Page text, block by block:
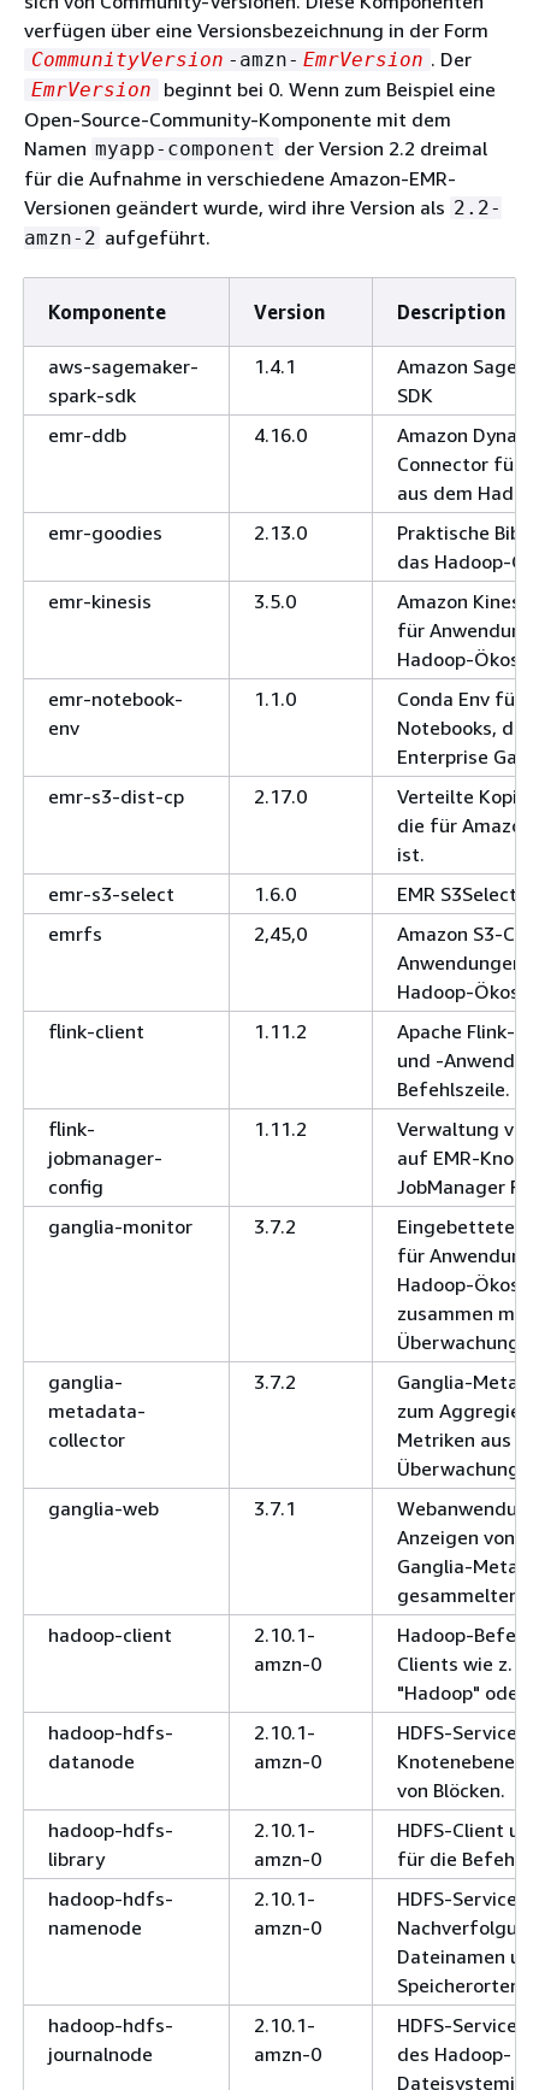
verfügen über eine Versionsbezeichnung in der Form
CommunityVersion -amzn- EmrVersion . Der
EmrVersion
beginnt bei 0. Wenn zum Beispiel eine
Open-Source-Community-Komponente mit dem
Namen myapp-component der Version 2.2 dreimal
für die Aufnahme in verschiedene Amazon-EMR-
Versionen geändert wurde, wird ihre Version als 2.2-
amzn-2 aufgeführt.
Komponente Version Description
aws-sagemaker-
spark-sdk
1.4.1
Amazon
SDK
emr-ddb
4.16.0
Amazon
Connector für
aus dem
emr-goodies
2.13.0
Praktische
das Hadoop-
emr-kinesis
3.5.0
Amazon
für
Hadoop-
emr-notebook-
env
1.1.0
Conda Env für
Notebooks,
Enterprise
emr-s3-dist-cp
2.17.0
Verteilte
die für
ist.
emr-s3-select
1.6.0
EMR S3Select-
emrfs
2,45,0
Amazon S3-
Anwendungen
Hadoop-
flink-client
1.11.2
Apache Flink-
und -
Befehlszeile.
flink-
jobmanager-
config
1.11.2
Verwaltung von
auf EMR-
JobManager
ganglia-monitor
3.7.2
Eingebetteter
für
Hadoop-
zusammen mit
ganglia-
metadata-
collector
3.7.2
Ganglia-
zum
Metriken aus
ganglia-web
3.7.1
Anzeigen von
Ganglia-
gesammelten
hadoop-client
2.10.1-
amzn-0
Hadoop-
Clients wie z.
"Hadoop" oder
hadoop-hdfs-
datanode
2.10.1-
amzn-0
HDFS-Service
Knotenebene
von Blöcken.
hadoop-hdfs-
library
2.10.1-
amzn-0
HDFS-Client
für die
hadoop-hdfs-
namenode
2.10.1-
amzn-0
HDFS-Service
Dateinamen
Speicherorten.
hadoop-hdfs-
journalnode
2.10.1-
amzn-0
HDFS-Service
des Hadoop-